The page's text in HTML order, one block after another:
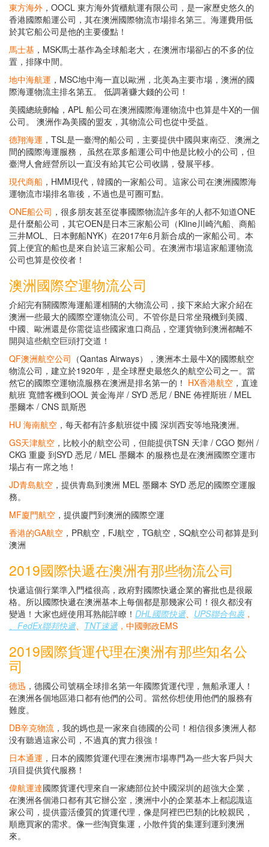
東方海外 ，OOCL 東方海外貨櫃航運有限公司，是一家歷史悠久的
香港國際船運公司，其在澳洲國際物流市場排名第三。海運費用低
於其它船公司是他的主要優點！
馬士基 ，MSK馬士基作為全球船老大，在澳洲市場卻占的不多的位
置，排隊中間。
地中海航運 ，MSC地中海一直以歐洲，北美為主要市場，澳洲的國
際海運物流主排名第五。 低調著赚大錢的公司！
美國總統郵輪，APL 船公司在澳洲國際海運物流中也算是牛X的一個
公司。 澳洲作為美國的盟友，其物流公司也從中受益。
德翔海運 ，TSL是一臺灣的船公司，主要提供中國與東南亞、澳洲之
間的國際海運服務， 虽然在眾多船運公司中他是比較小的公司，但
臺灣人會經營所以一直没有給其它公司收購，發展平移。
現代商船 ，HMM現代，韓國的一家船公司。這家公司在澳洲國際海
運物流市場排名靠後，不過也是可圈可點。
ONE船公司 ，很多朋友甚至從事國際物流許多年的人都不知道ONE
是什麼船公司，其它OEN是日本三家船公司（Kline川崎汽船、商船
三井MOL、日本郵船NYK）在2017年6月新合成的一家船公司。本
質上便宜的船也是來自於這三家船公司。在澳洲市場這家船運物流
公司也算是佼佼者！
澳洲國際空運物流公司
介紹完有關國際海運船運相關的大物流公司，接下來給大家介紹在
澳洲一些最大的國際空運物流公司。不管你是日常坐飛機到美國、
中國、歐洲還是你需從這些國家進口商品，空運貨物到澳洲都離不
開與這些航空巨頭打交道！
QF澳洲航空公司 （Qantas Airways），澳洲本土最牛X的國際航空
物流公司，建立於1920年，是全球歷史最悠久的航空公司之一。當
然它的國際空運物流服務在澳洲是排名第一的！ HX香港航空 ，直達
航班 寬體客機到OOL 黃金海岸 / SYD 悉尼 / BNE 佈裡斯班 / MEL
墨爾本 / CNS 凱斯恩
HU 海南航空 ，每天都有許多航班從中國 深圳西安等地飛澳洲。
GS天津航空 ，比較小的航空公司，但能提供TSN 天津 / CGO 鄭州 /
CKG 重慶 到SYD 悉尼 / MEL 墨爾本 的服務也是在澳洲國際空運市
場占有一席之地！
JD青島航空 ，提供青島到澳洲 MEL 墨爾本 SYD 悉尼的國際空運服
務。
MF廈門航空 ，提供廈門到澳洲的國際空運
香港的GA航空 ，PR航空，FJ航空，TG航空，SQ航空公司都算是到
澳洲
2019國際快遞在澳洲有那些物流公司
快遞這個行業準入門槛很高，政府對國際快遞企業的審批也是很嚴
格。所以國際快遞在澳洲基本上每個都是那幾家公司！很久都没有
變過！大家也經使用耳熟能詳瞭！ DHL國際快遞、 UPS聯合包裹，
、FedEx聯邦快遞、 TNT速遞，中國郵政EMS
2019國際貨運代理在澳洲有那些知名公
司
德迅 ，德國公司號稱全球排名第一年國際貨運代理，無船承運人！
在澳洲各個地區港口都有他們的公司。當然你想使用他們的服務有
難度。
DB辛克物流 ，我的媽也是一家來自德國的公司！相信很多澳洲人都
没有聽過這家公司，不過真的實力很強！
日本通運 ，日本的國際貨運代理在澳洲市場專門為一些大客戶與大
項目提供貨代服務！
偉航運達國際貨運代理來自一家總部位於中國深圳的超強大企業，
在澳洲各個港口都有其它辦公室，澳洲中小的企業基本上都認識這
家公司，提供靈活優質的貨運代理，像是阿裡巴巴類的比較親民，
順應買家的需求。像一些淘寶集運，小散件貨的集運到運到澳洲
來。